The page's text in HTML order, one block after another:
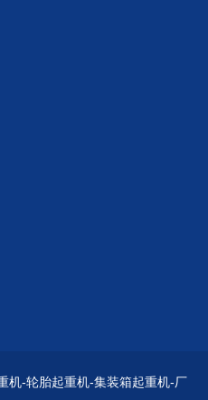
机-轮胎起重机-集装箱起重机-厂